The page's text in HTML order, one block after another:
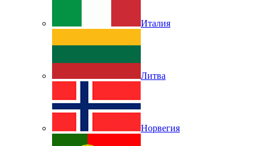
Италия
Литва
Норвегия